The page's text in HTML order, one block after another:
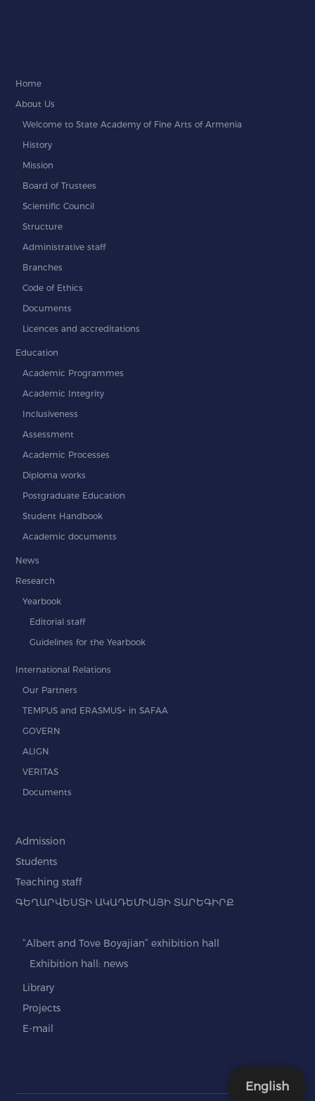
Home
About Us
Welcome to State Academy of Fine Arts of Armenia
History
Mission
Board of Trustees
Scientific Council
Structure
Administrative staff
Branches
Code of Ethics
Documents
Licences and accreditations
Education
Academic Programmes
Academic Integrity
Inclusiveness
Assessment
Academic Processes
Diploma works
Postgraduate Education
Student Handbook
Academic documents
News
Research
Yearbook
Editorial staff
Guidelines for the Yearbook
International Relations
Our Partners
TEMPUS and ERASMUS+ in SAFAA
GOVERN
ALIGN
VERITAS
Documents
Admission
Students
Teaching staff
ԳԵՂԱՐՎԵՍՏԻ ԱԿԱԴԵՄԻԱՅԻ ՏԱՐԵԳԻՐՔ
“Albert and Tove Boyajian” exhibition hall
Exhibition hall: news
Library
Projects
E-mail
English